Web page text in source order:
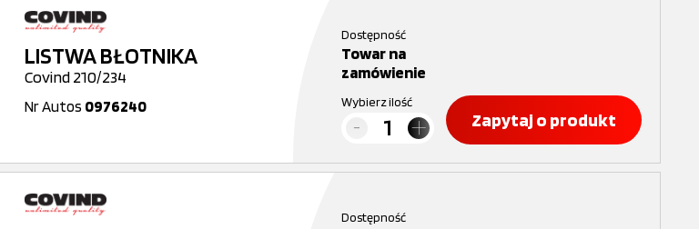
LISTWA BŁOTNIKA
Covind 210/234
Nr Autos 0976240
Dostępność
Towar na
zamówienie
Wybierz ilość
Zapytaj o produkt
Dostępność